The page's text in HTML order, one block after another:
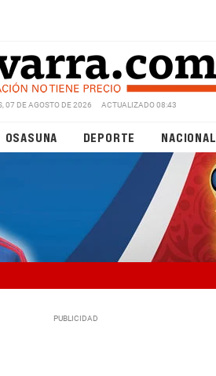
07 DE AGOSTO DE 2026 ACTUALIZADO 08:43
OSASUNA DEPORTE NACIONAL